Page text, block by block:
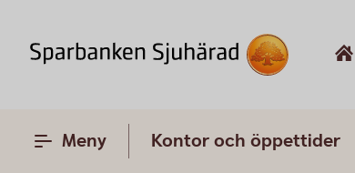
Meny Kontor och öppettider